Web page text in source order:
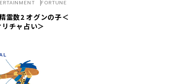
霊数2 オグンの子＜
チャ占い＞
FORTUNE